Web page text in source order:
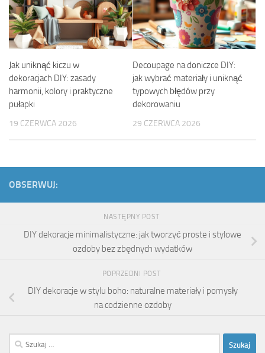
Jak uniknąć kiczu w
dekoracjach DIY: zasady
harmonii, kolory i praktyczne
pułapki
19 CZERWCA 2026
Decoupage na doniczce DIY:
jak wybrać materiały i uniknąć
typowych błędów przy
dekorowaniu
29 CZERWCA 2026
OBSERWUJ:
NASTĘPNY POST
DIY dekoracje minimalistyczne: jak tworzyć proste i stylowe
ozdoby bez zbędnych wydatków
POPRZEDNI POST
DIY dekoracje w stylu boho: naturalne materiały i pomysły
na codzienne ozdoby
Szukaj: